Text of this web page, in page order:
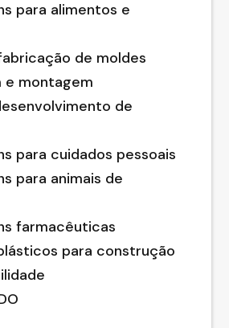
para alimentos e
de moldes
e montagem
de
para cuidados pessoais
para animais de
farmacêuticas
para construção